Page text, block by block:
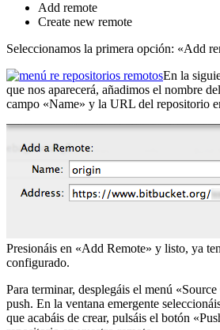
Add remote
Create new remote
Seleccionamos la primera opción: «Add
En la
que nos aparecerá, añadimos el nombre
campo «Name» y la URL del repositorio
Presionáis en «Add Remote» y listo, ya
configurado.
Para terminar, desplegáis el menú
push. En la ventana emergente
que acabáis de crear, pulsáis el botón